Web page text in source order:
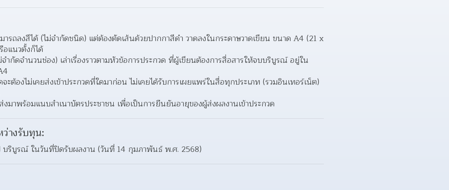
ารถลงสีได้ (ไม่จำกัดชนิด) แต่ต้องตัดเส้นด้วยปากกาสีดำ วาดลงในกระดาษวาดเขียน ขนาด A4 (21 x
อแนวตั้งก็ได้
กัดจำนวนช่อง) เล่าเรื่องราวตามหัวข้อการประกวด ที่ผู้เขียนต้องการสื่อสารให้จบบริบูรณ์ อยู่ใน
ะต้องไม่เคยส่งเข้าประกวดที่ใดมาก่อน ไม่เคยได้รับการเผยแพร่ในสื่อทุกประเภท (รวมอินเทอร์เน็ต)
งมาพร้อมแนบสำเนาบัตรประชาชน เพื่อเป็นการยืนยันอายุของผู้ส่งผลงานเข้าประกวด
างรับทุน:
บริบูรณ์ ในวันที่ปิดรับผลงาน (วันที่ 14 กุมภาพันธ์ พ.ศ. 2568)